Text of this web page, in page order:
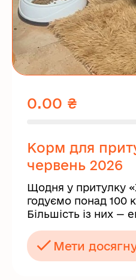
0.00 ₴
Корм для
червень 2026
Щодня у притулку
годуємо понад 100
Більшість із них —
Мети